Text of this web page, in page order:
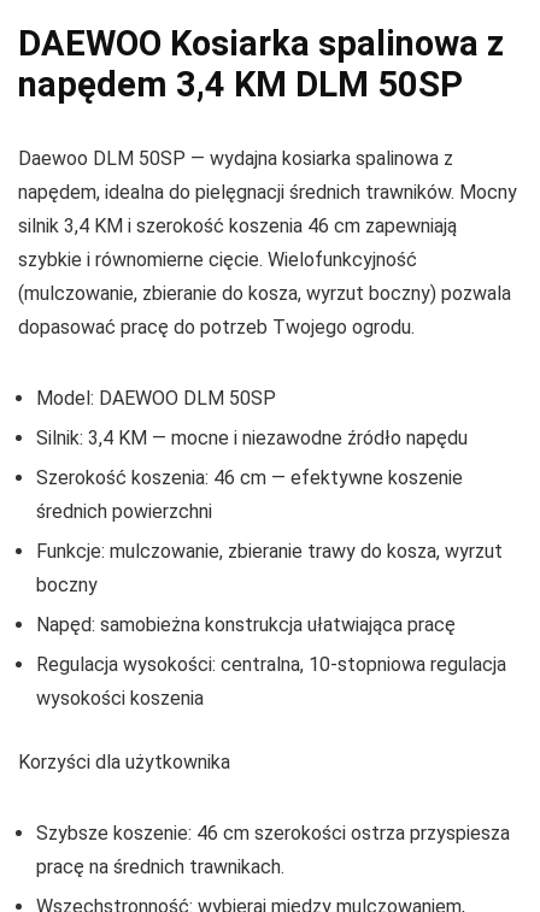
DAEWOO Kosiarka spalinowa z
napędem 3,4 KM DLM 50SP
Daewoo DLM 50SP — wydajna kosiarka spalinowa z
napędem, idealna do pielęgnacji średnich trawników. Mocny
silnik 3,4 KM i szerokość koszenia 46 cm zapewniają
szybkie i równomierne cięcie. Wielofunkcyjność
(mulczowanie, zbieranie do kosza, wyrzut boczny) pozwala
dopasować pracę do potrzeb Twojego ogrodu.
Model: DAEWOO DLM 50SP
Silnik: 3,4 KM — mocne i niezawodne źródło napędu
Szerokość koszenia: 46 cm — efektywne koszenie
średnich powierzchni
Funkcje: mulczowanie, zbieranie trawy do kosza, wyrzut
boczny
Napęd: samobieżna konstrukcja ułatwiająca pracę
Regulacja wysokości: centralna, 10-stopniowa regulacja
wysokości koszenia
Korzyści dla użytkownika
Szybsze koszenie: 46 cm szerokości ostrza przyspiesza
pracę na średnich trawnikach.
Wszechstronność: wybieraj między mulczowaniem,